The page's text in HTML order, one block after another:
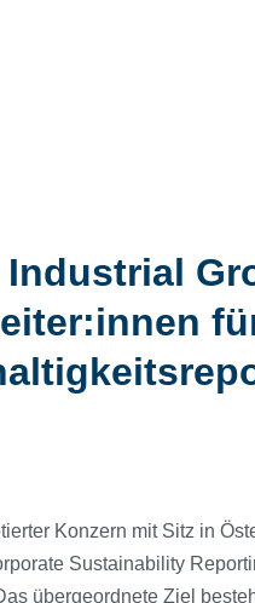
Konzern mit Sitz in
Sustainability
übergeordnete Ziel